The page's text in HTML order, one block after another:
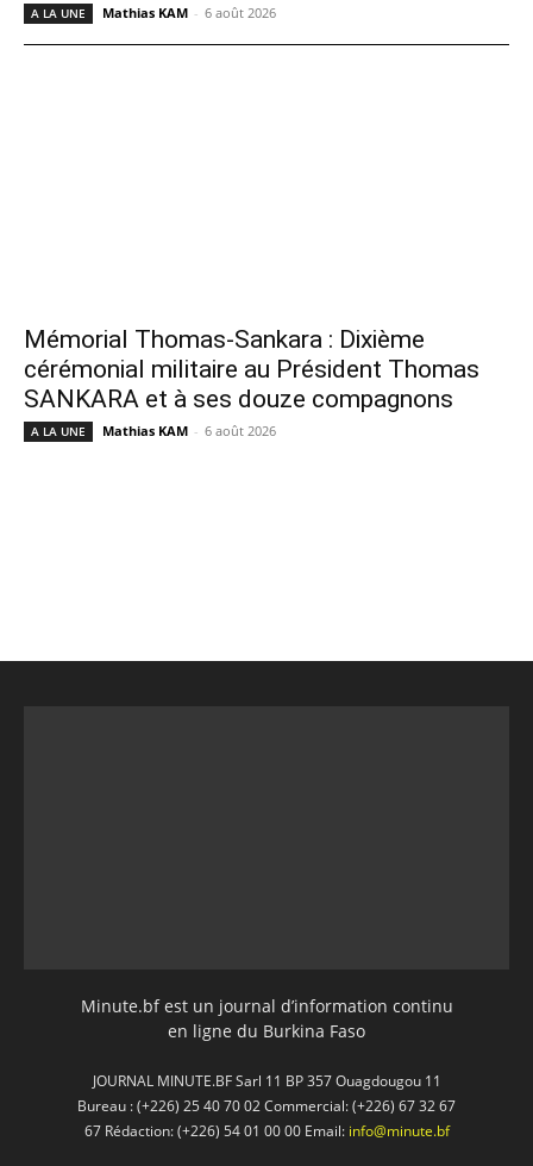
A LA UNE Mathias KAM - 6 août 2026
Mémorial Thomas-Sankara : Dixième
cérémonial militaire au Président Thomas
SANKARA et à ses douze compagnons
A LA UNE Mathias KAM - 6 août 2026
Minute.bf est un journal d’information continu
en ligne du Burkina Faso
JOURNAL MINUTE.BF Sarl 11 BP 357 Ouagdougou 11
Bureau : (+226) 25 40 70 02 Commercial: (+226) 67 32 67
67 Rédaction: (+226) 54 01 00 00 Email: info@minute.bf